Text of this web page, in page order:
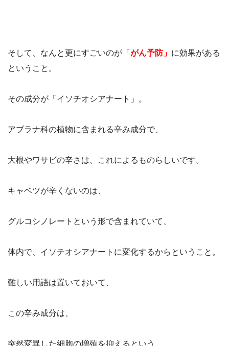
そして、なんと更にすごいのが「 がん予防」 に効果がある
ということ。
その成分が「 イソチオシアナート」。
アブラナ科の植物に含まれる辛み成分で、
大根やワサビの辛さは、これによるものらしいです。
キャベツが辛くないのは、
グルコシノレートという形で含まれていて、
体内で、イソチオシアナートに変化するからということ。
難しい用語は置いておいて、
この辛み成分は、
突然変異した細胞の増殖を抑えるという、